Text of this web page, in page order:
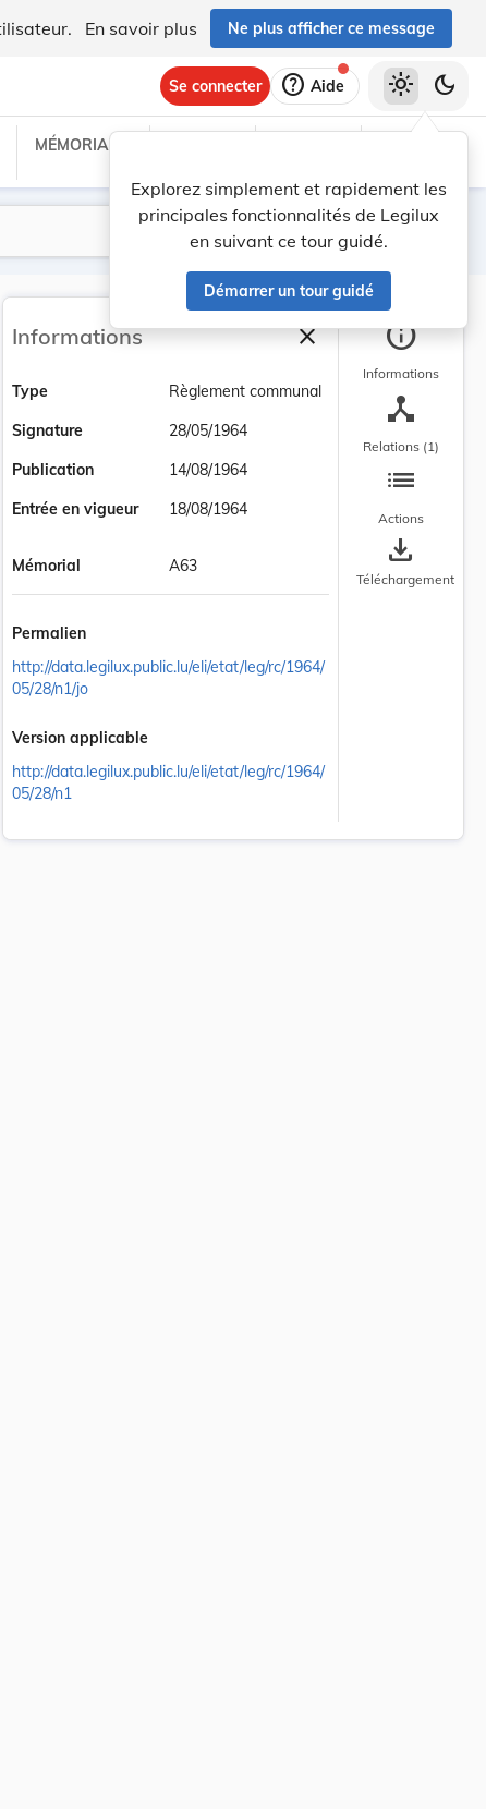
En savoir plus Ne plus afficher ce message
Se connecter help Aide
Explorez simplement et rapidement les
principales fonctionnalités de Legilux
en suivant ce tour guidé.
Démarrer un tour guidé
light_mode dark_mode
MÉMORIAL C
Lancer la recherche
Filtres
Informations closeFermer la barre
Type
Règlement communal
Signature
28/05/1964
Publication
14/08/1964
Entrée en vigueur
18/08/1964
Mémorial A63
Permalien
http://data.legilux.public.lu/eli/etat/leg/rc/1964/
05/28/n1/jo
Version applicable
http://data.legilux.public.lu/eli/etat/leg/rc/1964/
05/28/n1
info
Informations
device_hub
Relations (1)
list
Actions
save_alt
Téléchargement